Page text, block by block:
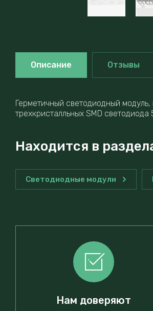
Описание Отзывы
Герметичный светодиодный
трехкристалльных SMD
Находится в
Светодиодные модули
Нам доверяют